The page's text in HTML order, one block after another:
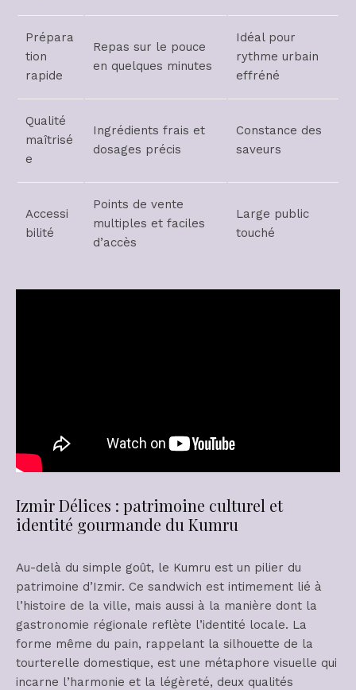
Prépara
tion
rapide
Repas sur le pouce
en quelques minutes
Idéal pour
rythme urbain
effréné
Qualité
maîtrisé
e
Ingrédients frais et
dosages précis
Constance des
saveurs
Accessi
bilité
Points de vente
multiples et faciles
d’accès
Large public
touché
Izmir Délices : patrimoine culturel et
identité gourmande du Kumru
Au-delà du simple goût, le Kumru est un pilier du
patrimoine d’Izmir. Ce sandwich est intimement lié à
l’histoire de la ville, mais aussi à la manière dont la
gastronomie régionale reflète l’identité locale. La
forme même du pain, rappelant la silhouette de la
tourterelle domestique, est une métaphore visuelle qui
incarne l’harmonie et la légèreté, deux qualités